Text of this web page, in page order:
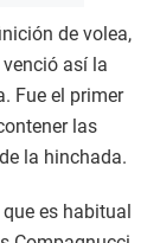
de volea,
así la
Fue el primer
las
la hinchada.
es habitual